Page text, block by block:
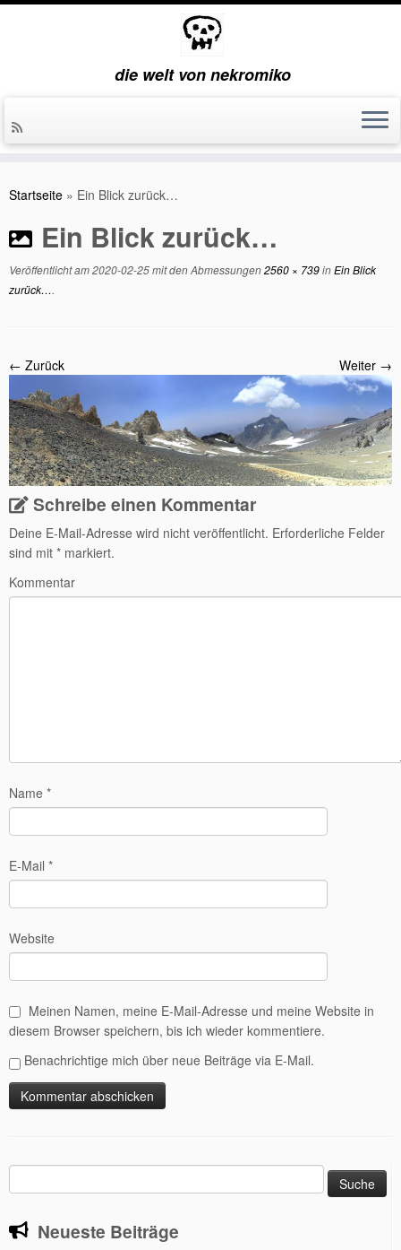
Inhalt
die welt von nekromiko
Startseite » Ein Blick zurück…
Ein Blick zurück…
Veröffentlicht am2020-02-25mit den Abmessungen2560 × 739inEin Blick
zurück….
← Zurück Weiter →
Schreibe einen Kommentar
Deine E-Mail-Adresse wird nicht veröffentlicht. Erforderliche Felder
sind mit * markiert.
Kommentar
Name *
E-Mail *
Website
Meinen Namen, meine E-Mail-Adresse und meine Website in
diesem Browser speichern, bis ich wieder kommentiere.
Benachrichtige mich über neue Beiträge via E-Mail.
Suche
nach:
Neueste Beiträge